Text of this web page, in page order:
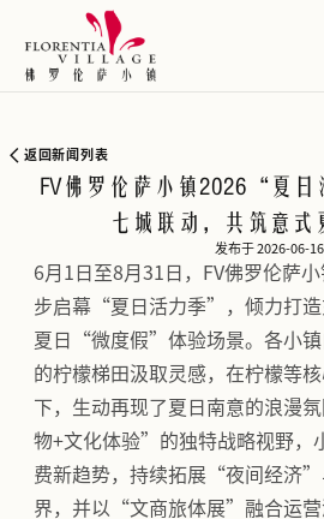
返回新闻列表
FV佛罗伦萨小镇2026“夏
七城联动，共筑意式
发布于 2026-06-16
6月1日至8月31日，FV佛罗伦萨
步启幕“夏日活力季”，倾力打造
夏日“微度假”体验场景。各小镇
的柠檬梯田汲取灵感，在柠檬等
下，生动再现了夏日南意的浪漫
物+文化体验”的独特战略视野，
费新趋势，持续拓展“夜间经济
界，并以“文商旅体展”融合运